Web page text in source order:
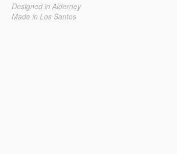
Designed in Alderney
Made in Los Santos